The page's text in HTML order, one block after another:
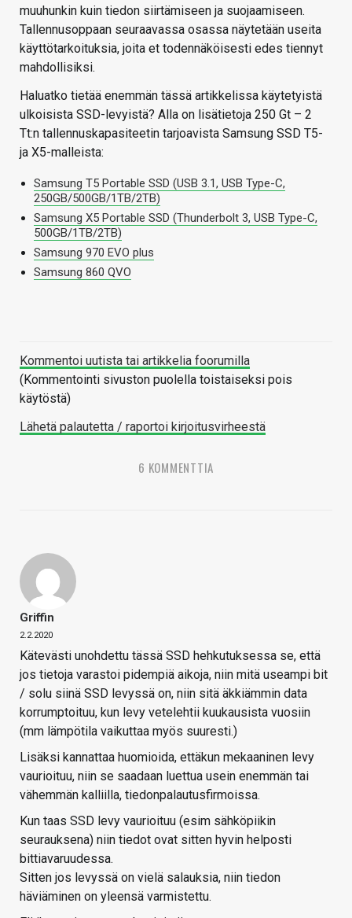
muuhunkin kuin tiedon siirtämiseen ja suojaamiseen.
Tallennusoppaan seuraavassa osassa näytetään useita
käyttötarkoituksia, joita et todennäköisesti edes tiennyt
mahdollisiksi.
Haluatko tietää enemmän tässä artikkelissa käytetyistä
ulkoisista SSD-levyistä? Alla on lisätietoja 250 Gt – 2
Tt:n tallennuskapasiteetin tarjoavista Samsung SSD T5-
ja X5-malleista:
Samsung T5 Portable SSD (USB 3.1, USB Type-C,
250GB/500GB/1TB/2TB)
Samsung X5 Portable SSD (Thunderbolt 3, USB Type-C,
500GB/1TB/2TB)
Samsung 970 EVO plus
Samsung 860 QVO
Kommentoi uutista tai artikkelia foorumilla
(Kommentointi sivuston puolella toistaiseksi pois
käytöstä)
Lähetä palautetta / raportoi kirjoitusvirheestä
6 KOMMENTTIA
Griffin
2.2.2020
Kätevästi unohdettu tässä SSD hehkutuksessa se, että
jos tietoja varastoi pidempiä aikoja, niin mitä useampi bit
/ solu siinä SSD levyssä on, niin sitä äkkiämmin data
korrumptoituu, kun levy vetelehtii kuukausista vuosiin
(mm lämpötila vaikuttaa myös suuresti.)
Lisäksi kannattaa huomioida, ettäkun mekaaninen levy
vaurioituu, niin se saadaan luettua usein enemmän tai
vähemmän kalliilla, tiedonpalautusfirmoissa.
Kun taas SSD levy vaurioituu (esim sähköpiikin
seurauksena) niin tiedot ovat sitten hyvin helposti
bittiavaruudessa.
Sitten jos levyssä on vielä salauksia, niin tiedon
häviäminen on yleensä varmistettu.